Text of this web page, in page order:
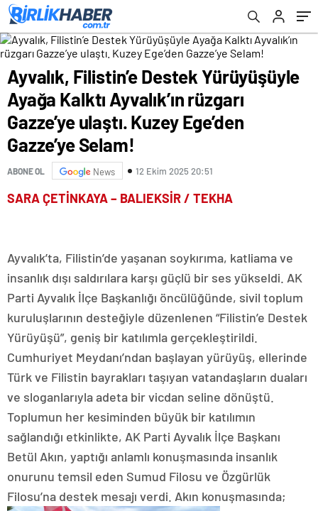
Kuzey Ege’den Gazze’ye Selam!
Ayvalık, Filistin’e Destek Yürüyüşüyle
Ayağa Kalktı Ayvalık’ın rüzgarı
Gazze’ye ulaştı. Kuzey Ege’den
Gazze’ye Selam!
ABONE OL News 12 Ekim 2025 20:51
SARA ÇETİNKAYA – BALIEKSİR / TEKHA
Ayvalık’ta, Filistin’de yaşanan soykırıma, katliama ve
insanlık dışı saldırılara karşı güçlü bir ses yükseldi. AK
Parti Ayvalık İlçe Başkanlığı öncülüğünde, sivil toplum
kuruluşlarının desteğiyle düzenlenen “Filistin’e Destek
Yürüyüşü”, geniş bir katılımla gerçekleştirildi.
Cumhuriyet Meydanı’ndan başlayan yürüyüş, ellerinde
Türk ve Filistin bayrakları taşıyan vatandaşların duaları
ve sloganlarıyla adeta bir vicdan seline dönüştü.
Toplumun her kesiminden büyük bir katılımın
sağlandığı etkinlikte, AK Parti Ayvalık İlçe Başkanı
Betül Akın, yaptığı anlamlı konuşmasında insanlık
onurunu temsil eden Sumud Filosu ve Özgürlük
Filosu’na destek mesajı verdi. Akın konuşmasında;